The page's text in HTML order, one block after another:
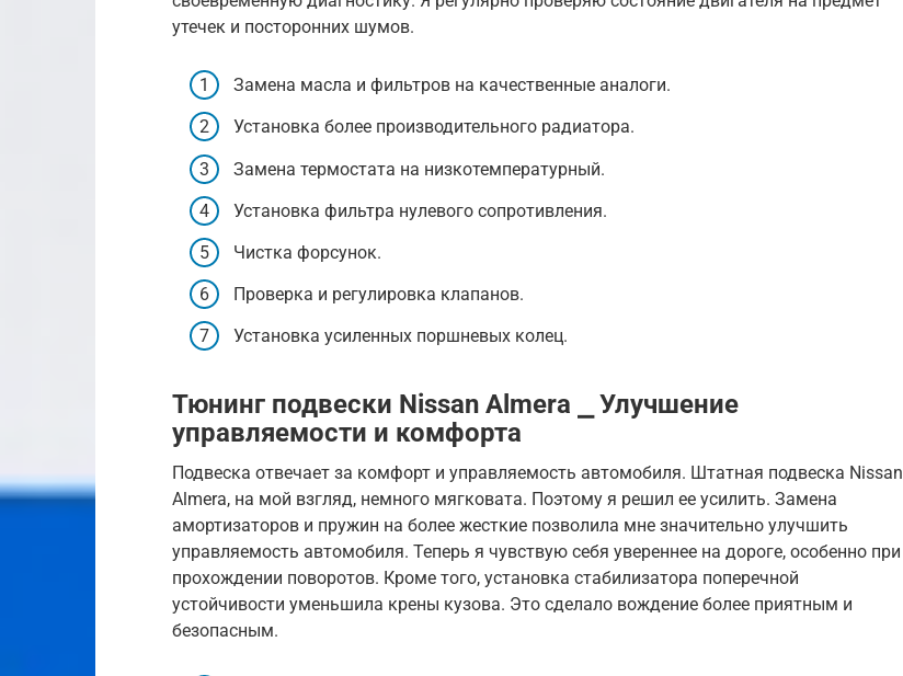
утечек и посторонних шумов.
Замена масла и фильтров на качественные аналоги.
Установка более производительного радиатора.
Замена термостата на низкотемпературный.
Установка фильтра нулевого сопротивления.
Чистка форсунок.
Проверка и регулировка клапанов.
Установка усиленных поршневых колец.
Тюнинг подвески Nissan Almera ⎯ Улучшение
управляемости и комфорта
Подвеска отвечает за комфорт и управляемость автомобиля. Штатная подвеска Nissan
Almera, на мой взгляд, немного мягковата. Поэтому я решил ее усилить. Замена
амортизаторов и пружин на более жесткие позволила мне значительно улучшить
управляемость автомобиля. Теперь я чувствую себя увереннее на дороге, особенно при
прохождении поворотов. Кроме того, установка стабилизатора поперечной
устойчивости уменьшила крены кузова. Это сделало вождение более приятным и
безопасным.